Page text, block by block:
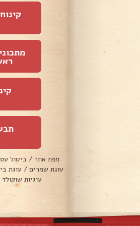
מפת אתר / ביטול
עוגת שמרים / עוגת
עוגיות